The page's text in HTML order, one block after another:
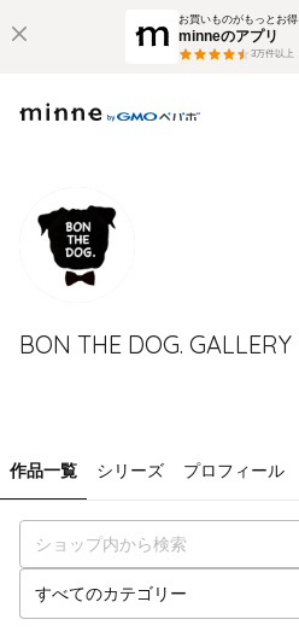
お買いものがもっとお
minneのアプリ
3万件以上
BON THE DOG. GALLERY
作品一覧 シリーズ プロフィール